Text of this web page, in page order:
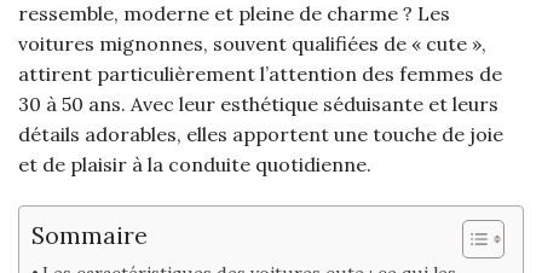
ressemble, moderne et pleine de charme ? Les
voitures mignonnes, souvent qualifiées de « cute »,
attirent particulièrement l’attention des femmes de
30 à 50 ans. Avec leur esthétique séduisante et leurs
détails adorables, elles apportent une touche de joie
et de plaisir à la conduite quotidienne.
Sommaire